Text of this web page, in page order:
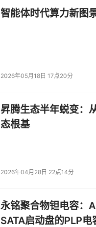
智能体时代算力新图
2026年05月18日 17点20分
昇腾生态半年蜕变：
态根基
2026年04月28日 22点14分
永铭聚合物钽电容：
SATA启动盘的PLP电